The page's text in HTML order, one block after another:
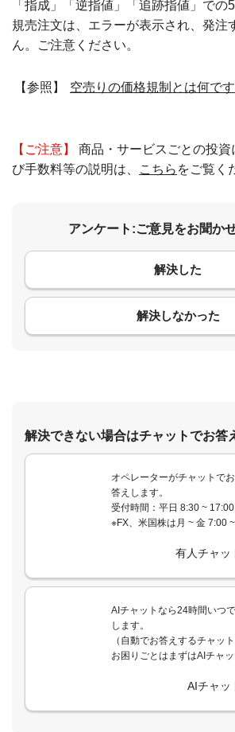
「指成」「逆指値」「追跡指値」で
規売注文は、エラーが表示され、発注
ん。ご注意ください。
【参照】 空売りの価格規制とは何です
【ご注意】
商品・サービスごとの投資
び手数料等の説明は、
こちら をご覧く
アンケート:ご意見をお聞か
解決した
解決しなかった
コメント
解決できない場合はチャットでお答
オペレーターがチャットで
答えします。
受付時間：平日 8:30 ~ 17:00
※FX、米国株は月 ~ 金 7:00
有人チャッ
AIチャットなら24時間いつ
します。
（自動でお答えするチャッ
お困りごとはまずはAIチャッ
AIチャッ